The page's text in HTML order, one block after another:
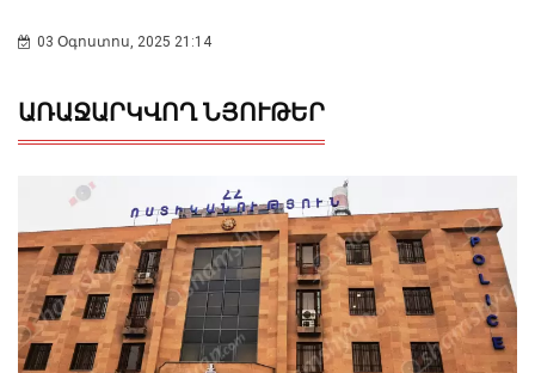
03 Օգոստոս, 2025 21:14
ԱՌԱՋԱՐԿՎՈՂ ՆՅՈՒԹԵՐ